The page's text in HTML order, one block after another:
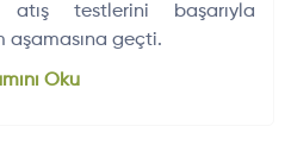
testlerini başarıyla
aşamasına geçti.
Oku